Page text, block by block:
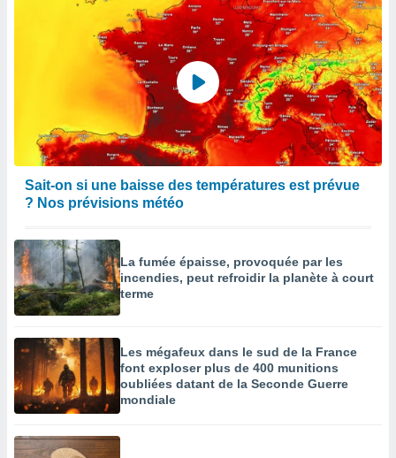
Sait-on si une baisse des températures est prévue
? Nos prévisions météo
La fumée épaisse, provoquée par les
incendies, peut refroidir la planète à court
terme
Les mégafeux dans le sud de la France
font exploser plus de 400 munitions
oubliées datant de la Seconde Guerre
mondiale